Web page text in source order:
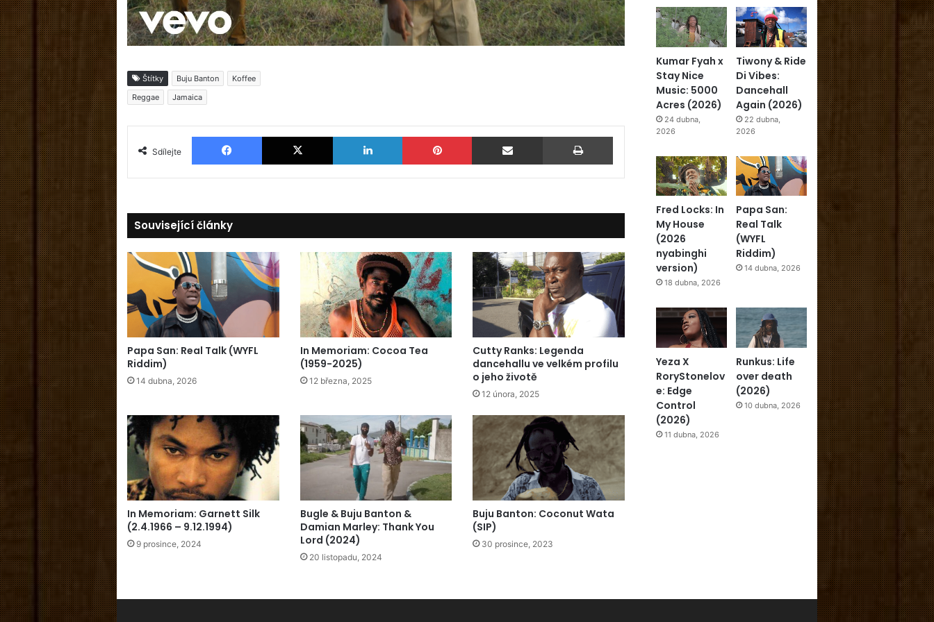
Štítky Buju Banton
Koffee
Reggae
Jamaica
Sdílejte
Facebook X LinkedIn Pinterest Sdílet e-mailem
Související články
Papa San: Real Talk (WYFL
Riddim)
14 dubna, 2026
In Memoriam: Cocoa Tea
(1959-2025)
12 března, 2025
Cutty Ranks: Legenda
dancehallu ve velkém profilu
o jeho životě
12 února, 2025
In Memoriam: Garnett Silk
(2.4.1966 – 9.12.1994)
9 prosince, 2024
Bugle & Buju Banton &
Damian Marley: Thank You
Lord (2024)
20 listopadu, 2024
Buju Banton: Coconut Wata
(SIP)
30 prosince, 2023
Kumar Fyah x
Stay Nice
Music: 5000
Acres (2026)
24 dubna,
2026
Tiwony & Ride
Di Vibes:
Dancehall
Again (2026)
22 dubna,
2026
Fred Locks: In
My House
(2026
nyabinghi
version)
18 dubna, 2026
Papa San:
Real Talk
(WYFL
Riddim)
14 dubna, 2026
Yeza X
RoryStonelov
e: Edge
Control
(2026)
11 dubna, 2026
Runkus: Life
over death
(2026)
10 dubna, 2026